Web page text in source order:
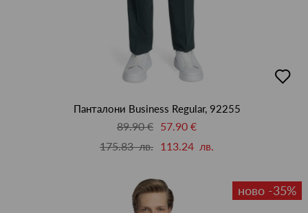
в
Панталони Business Regular, 92255
89.90 € 57.90 €
175.83 лв. 113.24 лв.
ново -35%